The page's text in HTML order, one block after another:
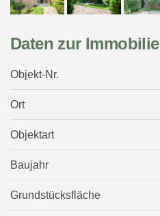
Daten zur Immobilie
Objekt-Nr.
Ort
Objektart
Baujahr
Grundstücksfläche